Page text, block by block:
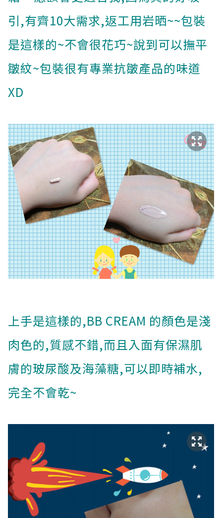
引,有齊10大需求,返工用岩晒~~包裝
是這樣的~不會很花巧~說到可以撫平
皺紋~包裝很有專業抗皺產品的味道
XD
上手是這樣的,BB CREAM 的顏色是淺
肉色的,質感不錯,而且入面有保濕肌
膚的玻尿酸及海藻糖,可以即時補水,
完全不會乾~